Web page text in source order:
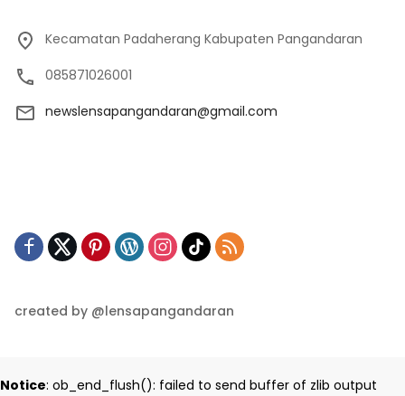
Kecamatan Padaherang Kabupaten Pangandaran
085871026001
newslensapangandaran@gmail.com
created by @lensapangandaran
Notice: ob_end_flush(): failed to send buffer of zlib output